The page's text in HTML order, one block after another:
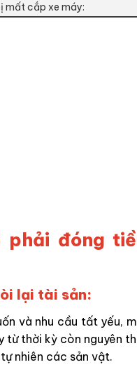
mất cắp xe máy:
đóng
lại tài sản:
và nhu cầu tất yếu,
thời kỳ còn nguyên
nhiên các sản vật.